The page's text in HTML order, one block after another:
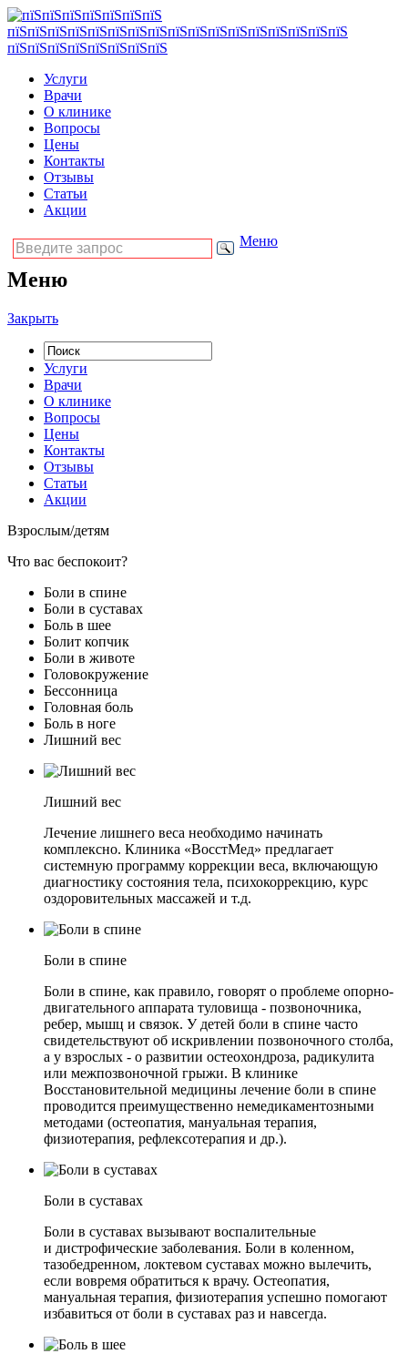
Услуги
Врачи
О клинике
Вопросы
Цены
Контакты
Отзывы
Статьи
Акции
Меню
Меню
Закрыть
Услуги
Врачи
О клинике
Вопросы
Цены
Контакты
Отзывы
Статьи
Акции
Взрослым/детям
Что вас беспокоит?
Боли в спине
Боли в суставах
Боль в шее
Болит копчик
Боли в животе
Головокружение
Бессонница
Головная боль
Боль в ноге
Лишний вес
Лишний вес
Лечение лишнего веса необходимо начинать
комплексно. Клиника «ВосстМед» предлагает
системную программу коррекции веса, включающую
диагностику состояния тела, психокоррекцию, курс
оздоровительных массажей и т.д.
Боли в спине
Боли в спине, как правило, говорят о проблеме опорно-
двигательного аппарата туловища - позвоночника,
ребер, мышц и связок. У детей боли в спине часто
свидетельствуют об искривлении позвоночного столба,
а у взрослых - о развитии остеохондроза, радикулита
или межпозвоночной грыжи. В клинике
Восстановительной медицины лечение боли в спине
проводится преимущественно немедикаментозными
методами (остеопатия, мануальная терапия,
физиотерапия, рефлексотерапия и др.).
Боли в суставах
Боли в суставах вызывают воспалительные
и дистрофические заболевания. Боли в коленном,
тазобедренном, локтевом суставах можно вылечить,
если вовремя обратиться к врачу. Остеопатия,
мануальная терапия, физиотерапия успешно помогают
избавиться от боли в суставах раз и навсегда.